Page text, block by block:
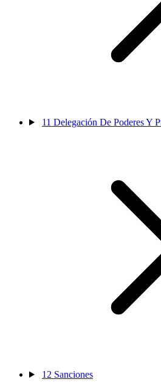
11 Delegación De Poderes Y
12 Sanciones